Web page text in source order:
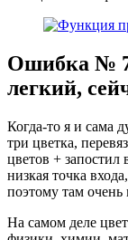
Ошибка №
легкий,
Когда‑то я и сама
три цветка,
цветов +
низкая точка
поэтому там
На самом деле